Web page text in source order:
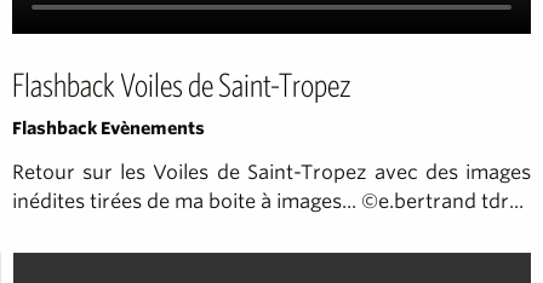
Flashback Voiles de Saint-Tropez
Flashback Evènements
Retour sur les Voiles de Saint-Tropez avec des images
inédites tirées de ma boite à images... ©e.bertrand tdr...